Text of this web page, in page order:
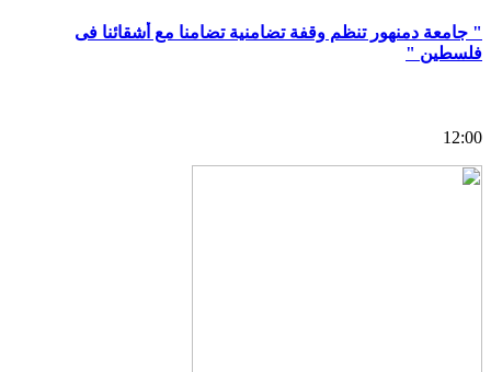
" جامعة دمنهور تنظم وقفة تضامنية تضامنا مع أشقائنا فى
فلسطين "
12:00